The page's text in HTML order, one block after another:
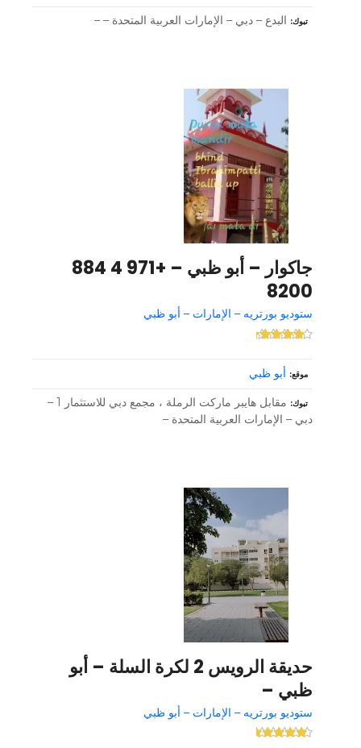
تبوك البدع – دبي – الإمارات العربية المتحدة – –
جاكوار – أبو ظبي – +971 4 884
8200
ستوديو بورتريه – الإمارات – أبو ظبي
موقع أبو ظبي
تبوك
مقابل هايبر ماركت الرملة ، مجمع دبي للاستثمار 1 –
دبي – الإمارات العربية المتحدة –
حديقة الرويس 2 لكرة السلة – أبو
ظبي –
ستوديو بورتريه – الإمارات – أبو ظبي